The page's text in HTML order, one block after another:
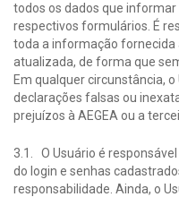
todos os dados que
respectivos formulários. É
toda a informação fornecida
atualizada, de forma que
Em qualquer circunstância,
declarações falsas ou
prejuízos à AEGEA ou a
3.1. O Usuário é
do login e senhas
responsabilidade. Ainda, o